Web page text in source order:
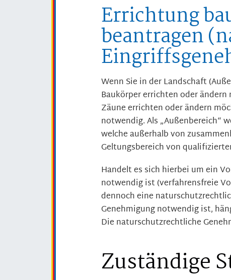
Errichtung
beantragen
Wenn Sie in der Landschaft
Baukörper errichten oder
Zäune errichten oder ändern
notwendig. Als „Außenbereich“
welche außerhalb von
Geltungsbereich von
Handelt es sich hierbei um ein
notwendig ist (verfahrensfreie
dennoch eine
Genehmigung notwendig ist,
Die naturschutzrechtliche
Zuständige